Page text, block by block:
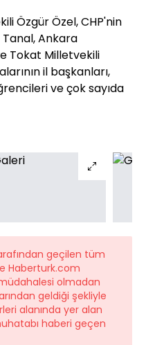
Özgür Özel, CHP'nin
Ankara
Tokat Milletvekili
il başkanları,
ve çok sayıda
geçilen tüm
Haberturk.com
olmadan
geldiği şekliyle
alanında yer alan
haberi geçen